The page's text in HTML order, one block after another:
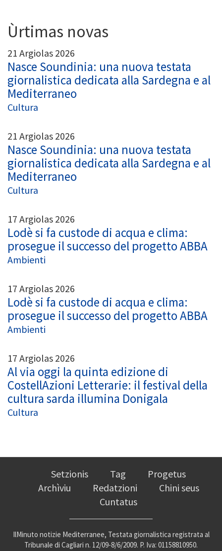
Ùrtimas novas
21 Argiolas 2026
Nasce Soundinia: una nuova testata
giornalistica dedicata alla Sardegna e al
Mediterraneo
Cultura
21 Argiolas 2026
Nasce Soundinia: una nuova testata
giornalistica dedicata alla Sardegna e al
Mediterraneo
Cultura
17 Argiolas 2026
Lodè si fa custode di acqua e clima:
prosegue il successo del progetto ABBA
Ambienti
17 Argiolas 2026
Lodè si fa custode di acqua e clima:
prosegue il successo del progetto ABBA
Ambienti
17 Argiolas 2026
Al via oggi la quinta edizione di
CostellAzioni Letterarie: il festival della
cultura sarda illumina Donigala
Cultura
Setzionis Tag
Progetus
Archìviu
Redatzioni
Chini seus
Cuntatus
IlMinuto notizie Mediterranee, Testata giornalistica registrata al
Tribunale di Cagliari n. 12/09-8/6/2009. P. Iva: 01158810950.